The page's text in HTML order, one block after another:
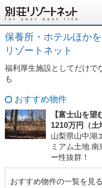
保養所・ホテルほか
リゾートネット
福利厚生施設としてだけで
も
おすすめ物件
【富士山を
1210万円（土
山梨県山中湖
ミアム土地
ー性抜群！
おすすめ物件の一覧を見る